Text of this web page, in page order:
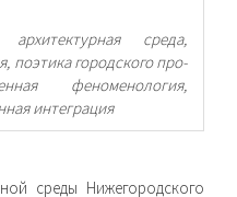
архитектурная среда,
поэтика городского про-
феноменология,
интеграция
среды Нижегородского